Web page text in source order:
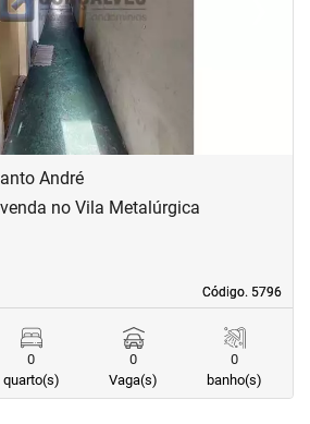
André
Código. 5796
Código. 5796
no Vila Metalúrgica
0
quarto(s)
0
Vaga(s)
0
banho(s)